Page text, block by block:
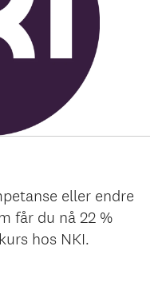
eller endre
får du nå 22 %
hos NKI.